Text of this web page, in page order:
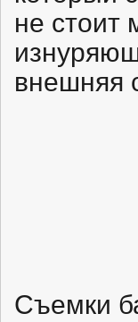
не стоит
внешняя
Съемки